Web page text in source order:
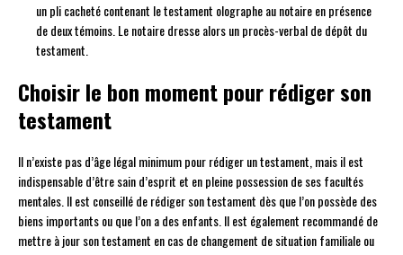
un pli cacheté contenant le testament olographe au notaire en présence
de deux témoins. Le notaire dresse alors un procès-verbal de dépôt du
testament.
Choisir le bon moment pour rédiger son
testament
Il n’existe pas d’âge légal minimum pour rédiger un testament, mais il est
indispensable d’être sain d’esprit et en pleine possession de ses facultés
mentales. Il est conseillé de rédiger son testament dès que l’on possède des
biens importants ou que l’on a des enfants. Il est également recommandé de
mettre à jour son testament en cas de changement de situation familiale ou